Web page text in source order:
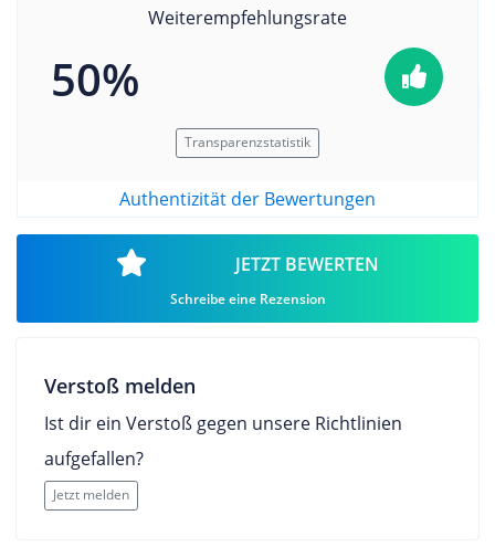
Weiterempfehlungsrate
50%
Transparenzstatistik
Authentizität der Bewertungen
JETZT BEWERTEN
Schreibe eine Rezension
Verstoß melden
Ist dir ein Verstoß gegen unsere Richtlinien
aufgefallen?
Jetzt melden